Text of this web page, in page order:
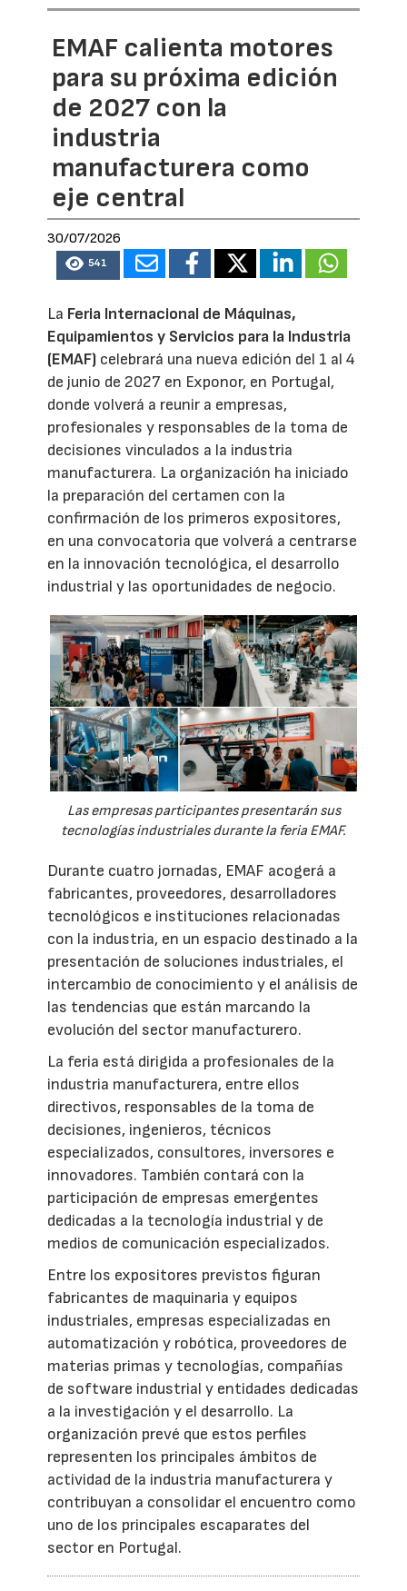
EMAF calienta motores
para su próxima edición
de 2027 con la
industria
manufacturera como
eje central
30/07/2026
541
La Feria Internacional de Máquinas,
Equipamientos y Servicios para la Industria
(EMAF) celebrará una nueva edición del 1 al 4
de junio de 2027 en Exponor, en Portugal,
donde volverá a reunir a empresas,
profesionales y responsables de la toma de
decisiones vinculados a la industria
manufacturera. La organización ha iniciado
la preparación del certamen con la
confirmación de los primeros expositores,
en una convocatoria que volverá a centrarse
en la innovación tecnológica, el desarrollo
industrial y las oportunidades de negocio.
Las empresas participantes presentarán sus
tecnologías industriales durante la feria EMAF.
Durante cuatro jornadas, EMAF acogerá a
fabricantes, proveedores, desarrolladores
tecnológicos e instituciones relacionadas
con la industria, en un espacio destinado a la
presentación de soluciones industriales, el
intercambio de conocimiento y el análisis de
las tendencias que están marcando la
evolución del sector manufacturero.
La feria está dirigida a profesionales de la
industria manufacturera, entre ellos
directivos, responsables de la toma de
decisiones, ingenieros, técnicos
especializados, consultores, inversores e
innovadores. También contará con la
participación de empresas emergentes
dedicadas a la tecnología industrial y de
medios de comunicación especializados.
Entre los expositores previstos figuran
fabricantes de maquinaria y equipos
industriales, empresas especializadas en
automatización y robótica, proveedores de
materias primas y tecnologías, compañías
de software industrial y entidades dedicadas
a la investigación y el desarrollo. La
organización prevé que estos perfiles
representen los principales ámbitos de
actividad de la industria manufacturera y
contribuyan a consolidar el encuentro como
uno de los principales escaparates del
sector en Portugal.